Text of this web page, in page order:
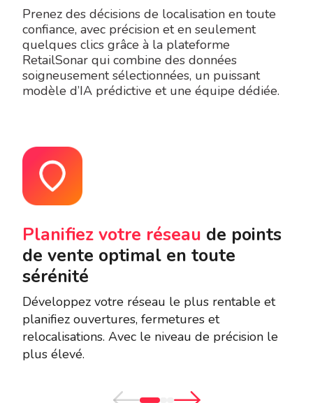
Prenez des décisions de localisation en toute
confiance, avec précision et en seulement
quelques clics grâce à la plateforme
RetailSonar qui combine des données
soigneusement sélectionnées, un puissant
modèle d’IA prédictive et une équipe dédiée.
Planifiez votre réseau de points
de vente optimal en toute
sérénité
Développez votre réseau le plus rentable et
planifiez ouvertures, fermetures et
relocalisations. Avec le niveau de précision le
plus élevé.